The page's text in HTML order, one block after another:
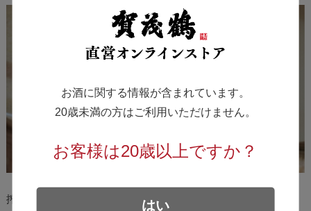
搾ったばかりのお酒は、非常に香り高く、米の旨味も
お酒に関する情報が含まれています。
20歳未満の方はご利用いただけません。
お客様は20歳以上ですか？
はい